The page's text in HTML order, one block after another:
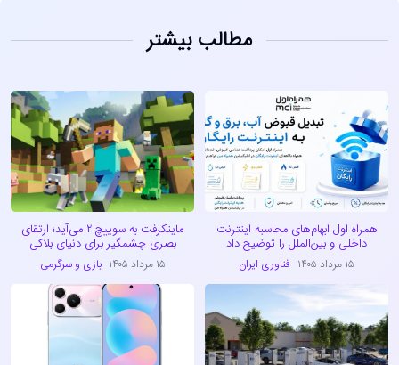
مطالب بیشتر
همراه اول ابهام‌های محاسبه اینترنت
داخلی و بین‌الملل را توضیح داد
۱۵ مرداد ۱۴۰۵ فناوری ایران
ماینکرفت به سوییچ ۲ می‌آید؛ ارتقای
بصری چشمگیر برای دنیای بلاکی
۱۵ مرداد ۱۴۰۵ بازی و سرگرمی